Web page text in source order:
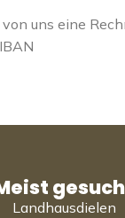
uns eine
Landhausdielen